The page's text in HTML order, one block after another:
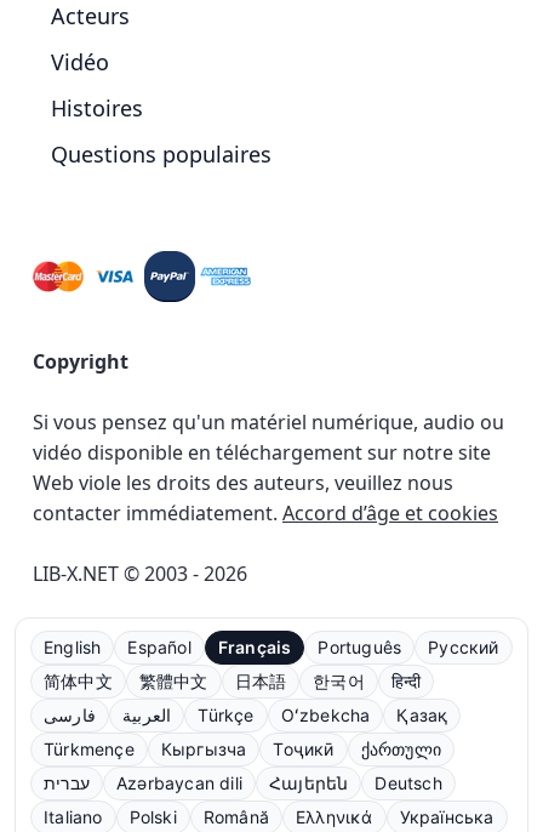
Acteurs
Vidéo
Histoires
Questions populaires
Copyright
Si vous pensez qu'un matériel numérique, audio ou
vidéo disponible en téléchargement sur notre site
Web viole les droits des auteurs, veuillez nous
contacter immédiatement. Accord d’âge et cookies
LIB-X.NET © 2003 - 2026
English Español Français Português
Русский
简体中文
繁體中文 日本語 한국어
हिन्दी
فارسی
العربية Türkçe Oʻzbekcha
Қазақ
Türkmençe
Кыргызча Тоҷикӣ
ქართული
עברית
Azərbaycan dili Հայերեն
Deutsch
Italiano
Polski Română Ελληνικά Українська